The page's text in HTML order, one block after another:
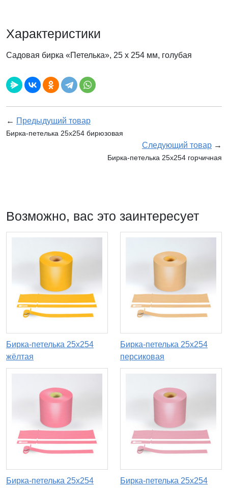
Характеристики
Садовая бирка «Петелька», 25 х 254 мм, голубая
← Предыдущий товар
Бирка-петелька 25х254 бирюзовая
Следующий товар →
Бирка-петелька 25х254 горчичная
Возможно, вас это заинтересует
Бирка-петелька 25х254
жёлтая
Бирка-петелька 25х254
персиковая
Бирка-петелька 25х254
Бирка-петелька 25х254